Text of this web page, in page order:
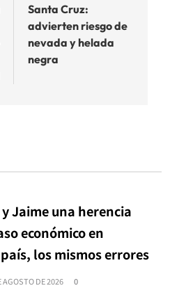
Santa Cruz:
advierten riesgo de
nevada y helada
negra
Jaime una herencia
económico en
los mismos errores
AGOSTO DE 2026 0